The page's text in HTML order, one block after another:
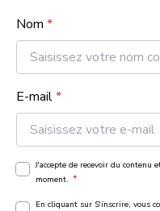
Nom *
E-mail*
J'accepte de recevoir du
moment. *
En cliquant sur S'inscrire, vous